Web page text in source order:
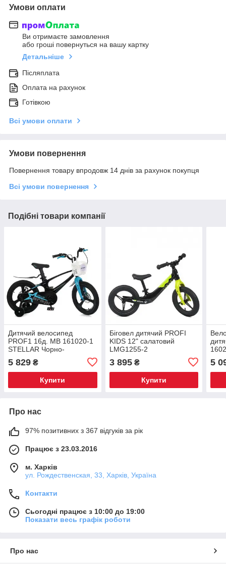
Умови оплати
Ви отримаєте замовлення
або гроші повернуться на вашу картку
Детальніше
Післяплата
Оплата на рахунок
Готівкою
Всі умови оплати
Умови повернення
Повернення товару впродовж 14 днів за рахунок покупця
Всі умови повернення
Подібні товари компанії
Дитячий велосипед
PROF1 16д. MB 161020-1
STELLAR Чорно-
5 829 ₴
Купити
Біговел дитячий PROFI
KIDS 12" салатовий
LMG1255-2
3 895₴
Купити
5
Про нас
97% позитивних з 367 відгуків за рік
Працює з 23.03.2016
м. Харків
ул. Рождественская, 33, Харків, Україна
Контакти
Сьогодні працює з 10:00 до 19:00
Показати весь графік роботи
Про нас